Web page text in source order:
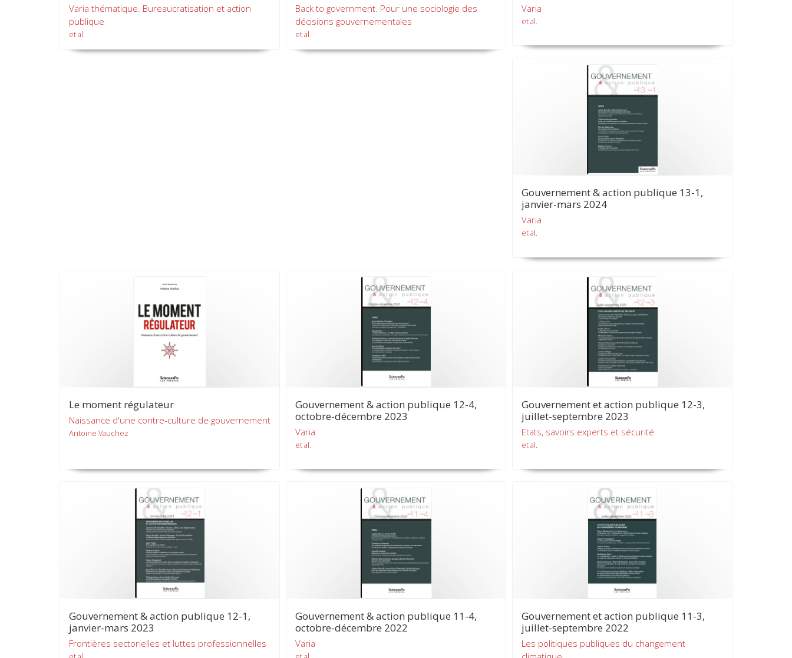
Varia thématique. Bureaucratisation et action
publique
et al.
Back to government. Pour une sociologie des
décisions gouvernementales
et al.
Varia
et al.
Gouvernement & action publique 13-1,
janvier-mars 2024
Varia
et al.
Le moment régulateur
Naissance d'une contre-culture de gouvernement
Antoine Vauchez
Gouvernement & action publique 12-4,
octobre-décembre 2023
Varia
et al.
Gouvernement et action publique 12-3,
juillet-septembre 2023
Etats, savoirs experts et sécurité
et al.
Gouvernement & action publique 12-1,
janvier-mars 2023
Frontières sectorielles et luttes professionnelles
Gouvernement & action publique 11-4,
octobre-décembre 2022
Varia
Gouvernement et action publique 11-3,
juillet-septembre 2022
Les politiques publiques du changement